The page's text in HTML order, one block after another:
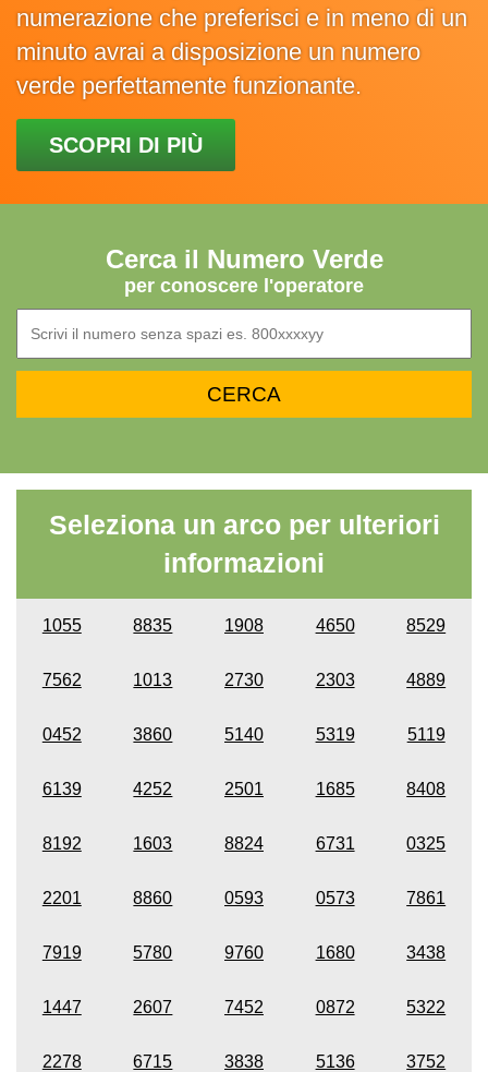
numerazione che preferisci e in meno di un
minuto avrai a disposizione un numero
verde perfettamente funzionante.
SCOPRI DI PIÙ
Cerca il Numero Verde
per conoscere l'operatore
Seleziona un arco per ulteriori
informazioni
1055 8835 1908 4650 8529
7562 1013 2730 2303 4889
0452 3860 5140 5319 5119
6139 4252 2501 1685 8408
8192 1603 8824 6731 0325
2201 8860 0593 0573 7861
7919 5780 9760 1680 3438
1447 2607 7452 0872 5322
2278 6715 3838 5136 3752